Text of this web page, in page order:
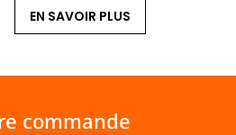
EN SAVOIR PLUS
commande